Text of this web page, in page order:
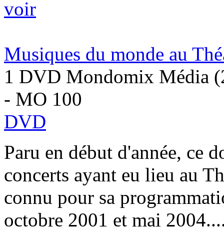
voir
Musiques du monde au
1 DVD Mondomix Média
- MO 100
DVD
Paru en début d'année, ce
concerts ayant eu lieu au
connu pour sa
octobre 2001 et mai